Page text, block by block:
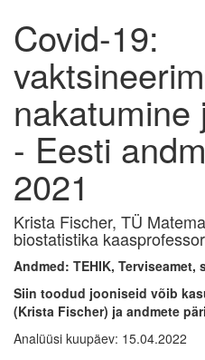
Covid-19:
nakatumine
- Eesti
2021
Krista Fischer, TÜ
biostatistika kaasprofessor
Andmed: TEHIK, Terviseamet,
Siin toodud jooniseid võib
(Krista Fischer) ja andmete
Analüüsi kuupäev: 15.04.2022